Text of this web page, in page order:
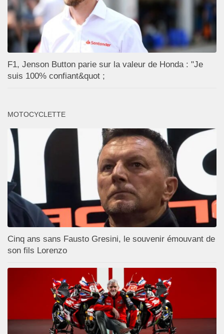
F1, Jenson Button parie sur la valeur de Honda : "Je
suis 100% confiant&quot ;
MOTOCYCLETTE
Cinq ans sans Fausto Gresini, le souvenir émouvant de
son fils Lorenzo